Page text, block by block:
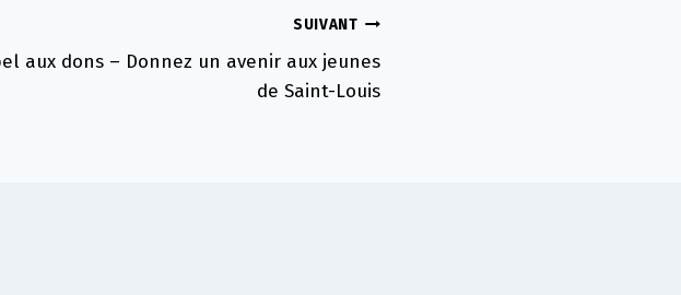
SUIVANT
aux dons – Donnez un avenir aux jeunes
de Saint-Louis